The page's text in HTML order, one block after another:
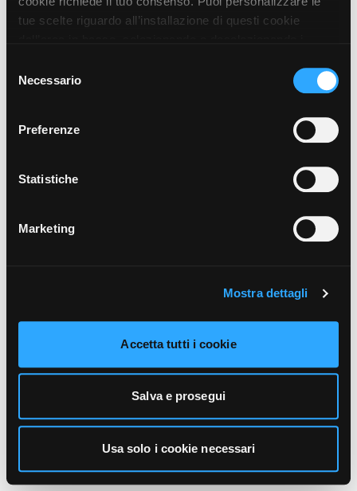
tue scelte riguardo all’installazione di questi cookie
prosegui” o decidere di accettare tutti i cookie, cliccando
sul pulsante “Accetta tutti i cookie”. Cliccando sul tasto
unicamente i cookie necessari alla navigazione. Per
funzionamento, puoi prendere visione dell’informativa
cliccando qui.
delNecessario
Preferenze
Statistiche
Marketing
Mostra dettagli
Accetta tutti i cookie
Salva e prosegui
Usa solo i cookie necessari
404